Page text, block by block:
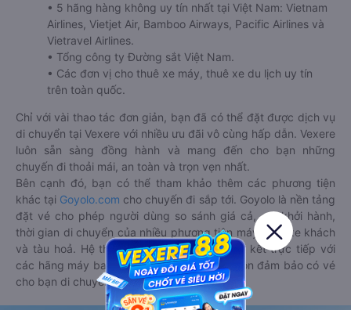
• 5 hãng hàng không uy tín nhất tại Việt Nam: Vietnam
Airlines, Vietjet Air, Bamboo Airways, Pacific Airlines và
Vietravel Airlines.
• Tổng công ty Đường sắt Việt Nam.
• Các đơn vị cho thuê xe máy, thuê xe du lịch uy tín
trên toàn quốc.
Chỉ với vài thao tác đơn giản, bạn đã có thể đặt được dịch vụ
di chuyển tại Vexere với nhiều ưu đãi vô cùng hấp dẫn. Vexere
luôn sẵn sàng đồng hành và mang đến cho bạn những
chuyến đi thoải mái, an toàn và trọn vẹn nhất.
Bên cạnh đó, bạn có thể tham khảo thêm các phương tiện
khác tại Goyolo.com cho chuyến đi sắp tới. Goyolo là nền tảng
đặt vé cho phép người dùng so sánh giá cả, giờ khởi hành,
thời gian di chuyển của nhiều phương tiện máy bay, xe khách
và tàu hoả. Hệ thống của Goyolo được liên kết trực tiếp với
các hãng máy bay, xe khách và tàu hoả, luôn đảm bảo có vé
cho bạn di chuyển.